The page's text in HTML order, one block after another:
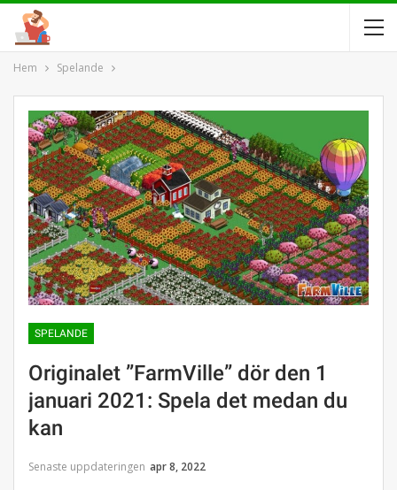
Hem Spelande
SPELANDE
Originalet ”FarmVille” dör den 1
januari 2021: Spela det medan du
kan
Senaste uppdateringen apr 8, 2022